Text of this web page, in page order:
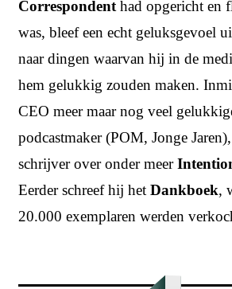
Correspondent had opgericht en
was, bleef een echt geluksgevoel
naar dingen waarvan hij in de
hem gelukkig zouden maken.
CEO meer maar nog veel
podcastmaker (POM, Jonge
schrijver over onder meer
Eerder schreef hij het Dankboek,
20.000 exemplaren werden